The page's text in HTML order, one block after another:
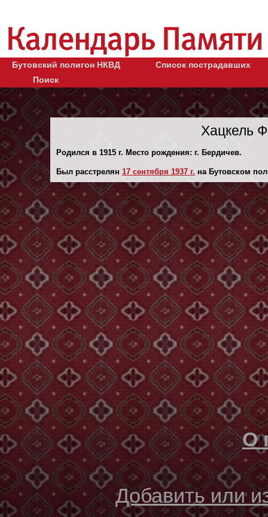
Бутовский полигон НКВД
Список пострадавших
Поиск
Хацкель
Родился в 1915 г. Место рождения: г. Бердичев.
Был расстрелян 17 сентября 1937 г. на Бутовском
О
Добавить или